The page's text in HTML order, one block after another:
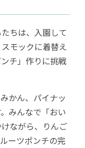
ちは、入園して
モックに着替え
チ」作りに挑戦
かん、パイナッ
みんなで「おい
ながら、りんご
ーツポンチの完